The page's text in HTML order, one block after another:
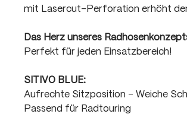
mit Lasercut-Perforation erhöht
Das Herz unseres
Perfekt für jeden Einsatzbereich!
SITIVO BLUE:
Aufrechte Sitzposition - Weiche
Passend für Radtouring